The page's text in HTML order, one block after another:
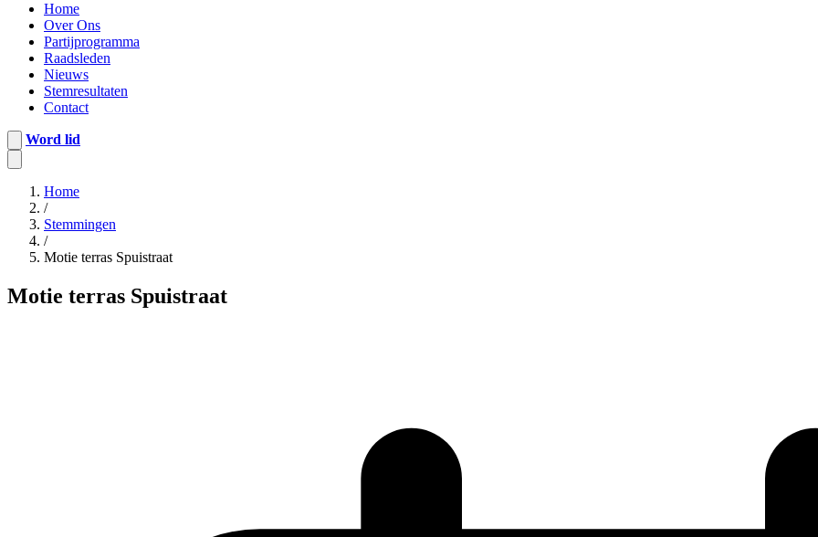
Home
Over Ons
Partijprogramma
Raadsleden
Nieuws
Stemresultaten
Contact
Word lid
Home
/
Stemmingen
/
Motie terras Spuistraat
Motie terras Spuistraat